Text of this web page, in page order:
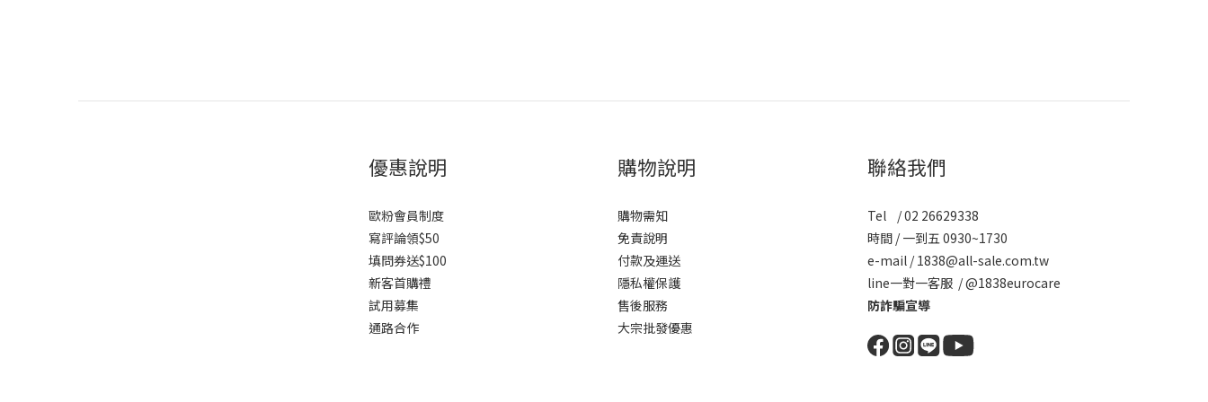
優惠說明
歐粉會員制度
寫評論領$50
填問券送$100
新客首購禮
試用募集
通路合作
購物說明
購物需知
免責說明
付款及運送
隱私權保護
售後服務
大宗批發優惠
聯絡我們
Tel / 02 26629338
時間 / 一到五 0930~1730
e-mail / 1838@all-sale.com.tw
line一對一客服 / @1838eurocare
防詐騙宣導